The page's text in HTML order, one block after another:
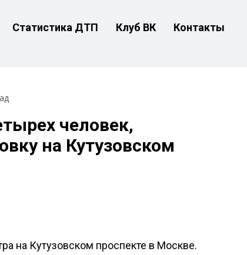
Статистика ДТП Клуб ВК Контакты
человек,
на Кутузовском
на Кутузовском проспекте в Москве.